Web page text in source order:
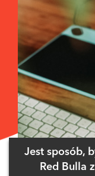
Jest sposób,
Red Bulla